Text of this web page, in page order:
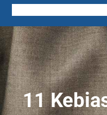
11